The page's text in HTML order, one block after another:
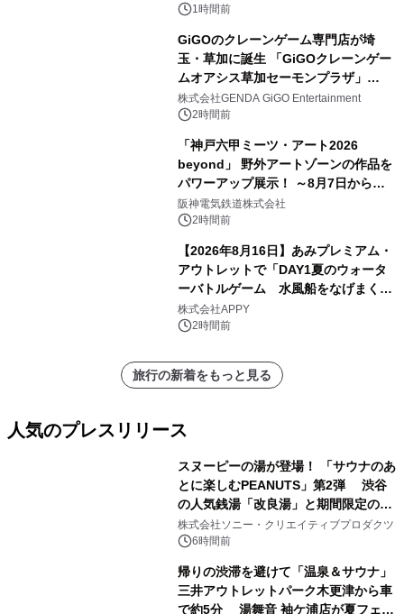
1時間前
GiGOのクレーンゲーム専門店が埼
玉・草加に誕生 「GiGOクレーンゲー
ムオアシス草加セーモンプラザ」
2026年8月7日(金)10時グランドオープ
ン
株式会社GENDA GiGO Entertainment
2時間前
「神戸六甲ミーツ・アート2026
beyond」 野外アートゾーンの作品を
パワーアップ展示！ ～8月7日からは
直前割パスポートを販売～
阪神電気鉄道株式会社
2時間前
【2026年8月16日】あみプレミアム・
アウトレットで「DAY1夏のウォータ
ーバトルゲーム 水風船をなげまくろ
う！」を開催
株式会社APPY
2時間前
旅行の新着をもっと見る
人気のプレスリリース
スヌーピーの湯が登場！ 「サウナのあ
とに楽しむPEANUTS」第2弾 渋谷
の人気銭湯「改良湯」と期間限定のコ
ラボレーション サウナイキタイコラ
ボグッズも発売決定！
株式会社ソニー・クリエイティブプロダクツ
6時間前
帰りの渋滞を避けて「温泉＆サウナ」
三井アウトレットパーク木更津から車
で約5分 湯舞音 袖ケ浦店が夏フェア